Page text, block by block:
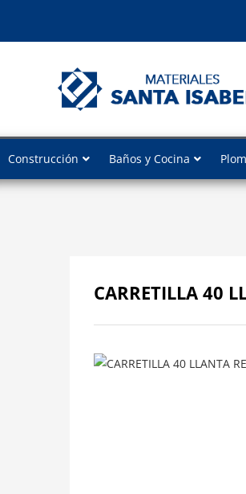
Construcción Baños y Cocina
CARRETILLA 40